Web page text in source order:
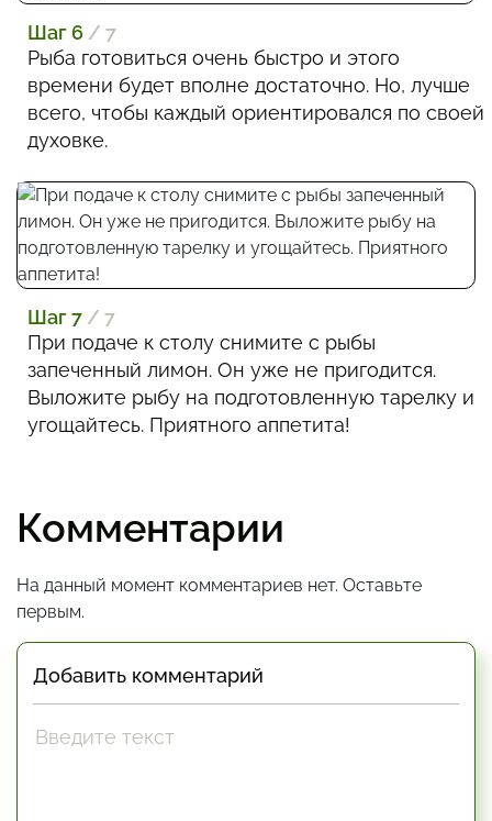
Шаг 6 / 7
Рыба готовиться очень быстро и этого
времени будет вполне достаточно. Но, лучше
всего, чтобы каждый ориентировался по своей
духовке.
Шаг 7 / 7
При подаче к столу снимите с рыбы
запеченный лимон. Он уже не пригодится.
Выложите рыбу на подготовленную тарелку и
угощайтесь. Приятного аппетита!
Комментарии
На данный момент комментариев нет. Оставьте
первым.
Добавить комментарий